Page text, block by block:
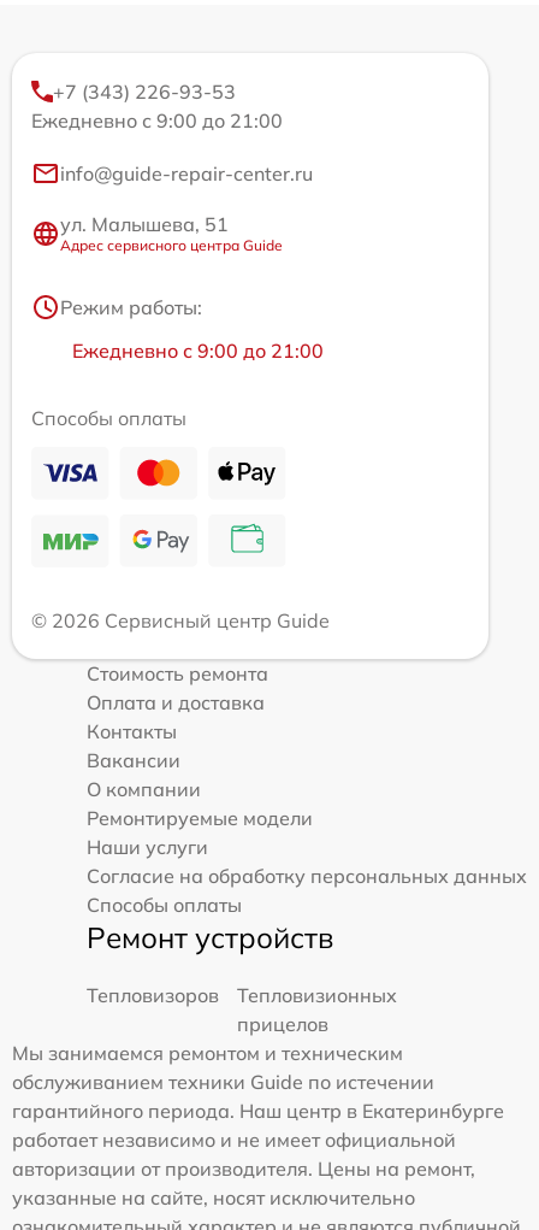
+7 (343) 226-93-53
Ежедневно с 9:00 до 21:00
info@guide-repair-center.ru
ул. Малышева, 51
Адрес сервисного центра Guide
Режим работы:
Ежедневно с 9:00 до 21:00
Способы оплаты
© 2026 Сервисный центр Guide
Стоимость ремонта
Оплата и доставка
Контакты
Вакансии
О компании
Ремонтируемые модели
Наши услуги
Согласие на обработку персональных данных
Способы оплаты
Ремонт устройств
Тепловизоров
Тепловизионных
прицелов
Мы занимаемся ремонтом и техническим
обслуживанием техники Guide по истечении
гарантийного периода. Наш центр в Екатеринбурге
работает независимо и не имеет официальной
авторизации от производителя. Цены на ремонт,
указанные на сайте, носят исключительно